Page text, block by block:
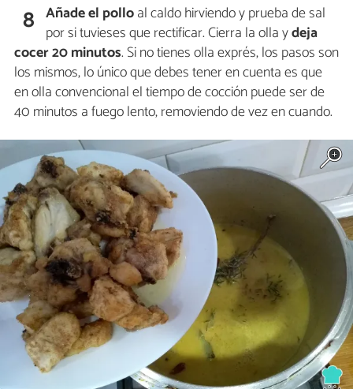
8 Añade el polloal caldo hirviendo y prueba de sal
por si tuvieses que rectificar. Cierra la olla ydeja
cocer 20 minutos. Si no tienes olla exprés, los pasos son
los mismos, lo único que debes tener en cuenta es que
en olla convencional el tiempo de cocción puede ser de
40 minutos a fuego lento, removiendo de vez en cuando.